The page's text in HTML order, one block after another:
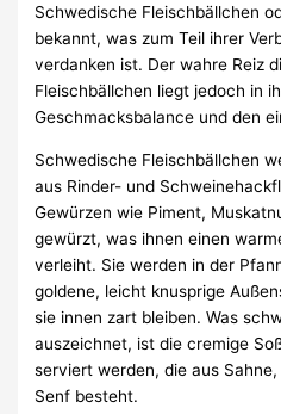
Schwedische Fleischbällchen
bekannt, was zum Teil ihrer
verdanken ist. Der wahre Reiz
Fleischbällchen liegt jedoch in
Geschmacksbalance und den
Schwedische Fleischbällchen
aus Rinder- und
Gewürzen wie Piment,
gewürzt, was ihnen einen
verleiht. Sie werden in der
goldene, leicht knusprige
sie innen zart bleiben. Was
auszeichnet, ist die cremige
serviert werden, die aus
Senf besteht.